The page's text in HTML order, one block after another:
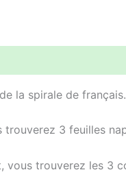
la spirale de français.
3 feuilles
vous trouverez les 3